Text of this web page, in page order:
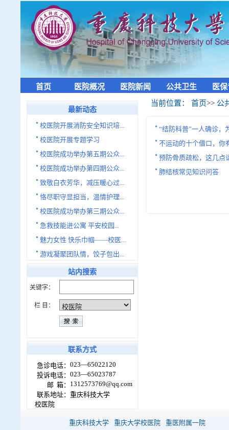
首页 医院概况 医院新闻 公共卫生 医
最新动态
校医院开展消防安全知识培...
校医院开展专题学习
校医院成功举办第五期公众...
校医院成功举办第四期公众...
致敬白衣芳华，减压暖心过...
恪尽职守显担当，温情护理...
校医院成功举办第三期公众...
急救技能进公寓 平安校园...
魅力女性 快乐巾帼——校医...
游戏凝聚团队情，饺子包出...
站内搜索
关键字：
栏 目：
联系方式
急诊电话： 023—65022120
投诉电话： 023—65023787
邮 箱： 1312573769@qq.com
联系地址： 重庆科技大学
校医院
当前位置： 首页>> 公
“结防科普”一人确诊
不运动的十个借口，你
预防骨质疏松，这几点
肺结核常见知识问答
重庆科技大学 重庆大学校医院 重医附属一院